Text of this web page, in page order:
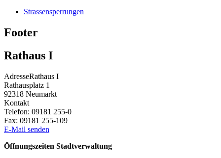
Strassensperrungen
Footer
Rathaus I
AdresseRathaus I
Rathausplatz 1
92318 Neumarkt
Kontakt
Telefon: 09181 255-0
Fax: 09181 255-109
E-Mail senden
Öffnungszeiten Stadtverwaltung